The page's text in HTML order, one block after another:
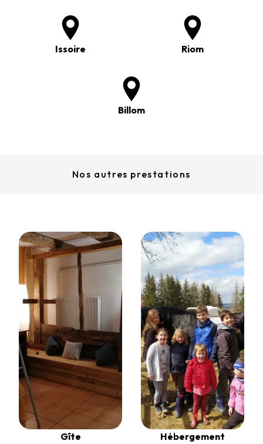
Issoire Riom
Billom
Nos autres prestations
Gîte
Hébergement